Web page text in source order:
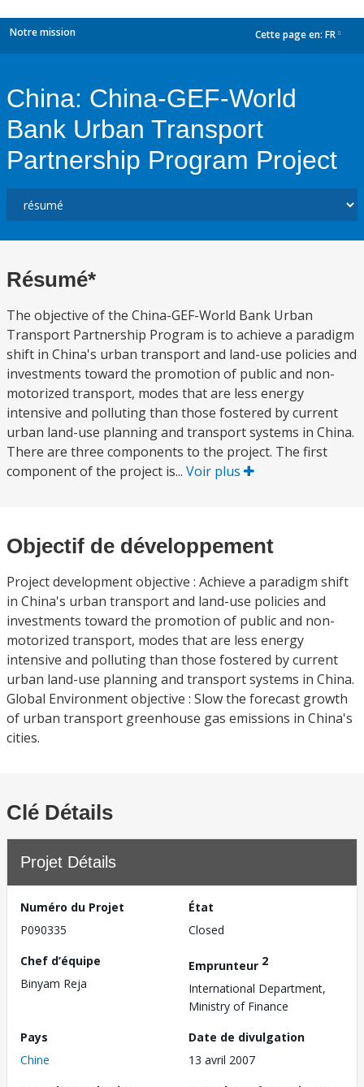
Notre mission Cette page en: FR
China: China-GEF-World
Bank Urban Transport
Partnership Program Project
Résumé*
The objective of the China-GEF-World Bank Urban
Transport Partnership Program is to achieve a paradigm
shift in China's urban transport and land-use policies and
investments toward the promotion of public and non-
motorized transport, modes that are less energy
intensive and polluting than those fostered by current
urban land-use planning and transport systems in China.
There are three components to the project. The first
component of the project is... Voir plus
Objectif de développement
Project development objective : Achieve a paradigm shift
in China's urban transport and land-use policies and
investments toward the promotion of public and non-
motorized transport, modes that are less energy
intensive and polluting than those fostered by current
urban land-use planning and transport systems in China.
Global Environment objective : Slow the forecast growth
of urban transport greenhouse gas emissions in China's
cities.
Clé Détails
Projet Détails
Numéro du Projet
P090335
État
Closed
Chef d’équipe
Binyam Reja
Emprunteur 2
International Department,
Ministry of Finance
Pays
Chine
Date de divulgation
13 avril 2007